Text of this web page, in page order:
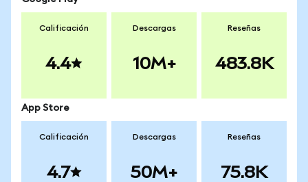
Calificación
4.4
Descargas
10M+
Reseñas
483.8K
App Store
Calificación
4.7
Descargas
50M+
Reseñas
75.8K